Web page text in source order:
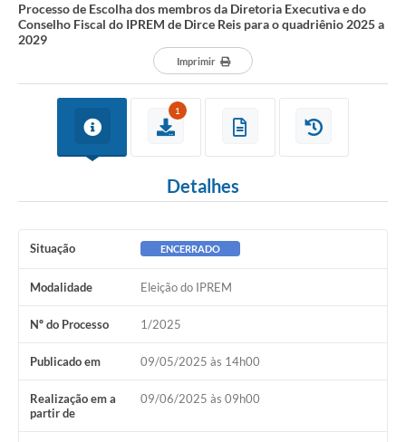
Diário Oficial
E-Sic
Audiências Públicas
Notícias
Projetos
Processo de Escolha dos membros da Diretoria Executiva e do
Conselho Fiscal do IPREM de Dirce Reis para o quadriênio 2025 a
2029
Imprimir
1
Detalhes
Situação ENCERRADO
Modalidade Eleição do IPREM
Nº do Processo 1/2025
Publicado em 09/05/2025 às 14h00
Realização em a
partir de
09/06/2025 às 09h00